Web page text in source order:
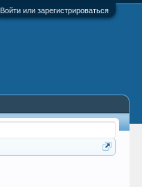
Войти или зарегистрироваться